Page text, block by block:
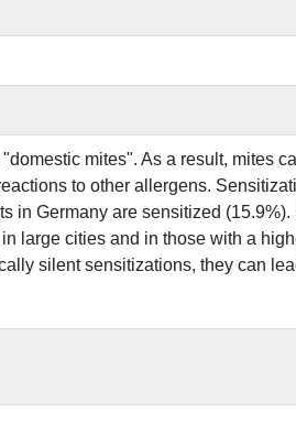
mites". As a result, mites
to other allergens.
in Germany are sensitized (15.9%).
large cities and in those with a
silent sensitizations, they can